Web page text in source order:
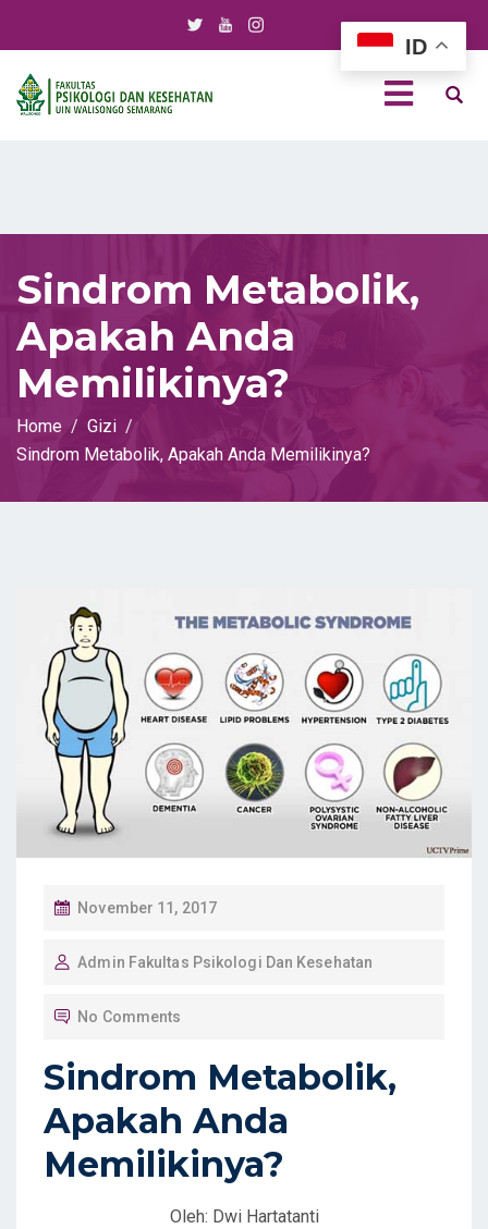
Sindrom Metabolik,
Apakah Anda
Memilikinya?
Home
Gizi
Sindrom Metabolik, Apakah Anda Memilikinya?
P
S
O
N
November 11, 2017
Admin Fakultas Psikologi Dan Kesehatan
No Comments
Sindrom Metabolik,
Apakah Anda
Memilikinya?
Oleh: Dwi Hartatanti
ID